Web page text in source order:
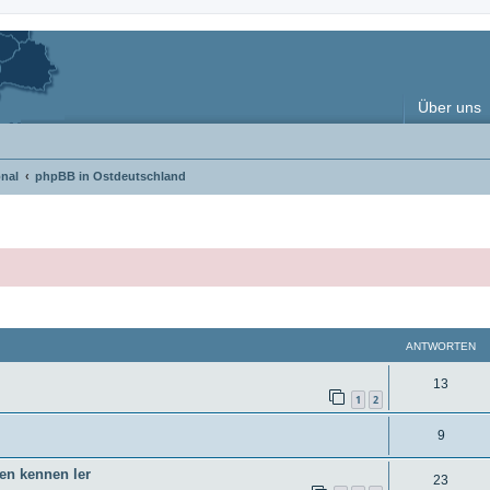
Über uns
phpBB in Ostdeutschland
ANTWORTEN
1 2
13
n
9A
n
kennen ler 23